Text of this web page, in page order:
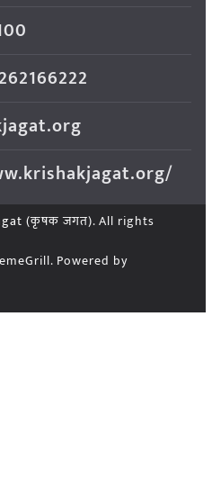
(कृषक जगत). All rights
Powered by